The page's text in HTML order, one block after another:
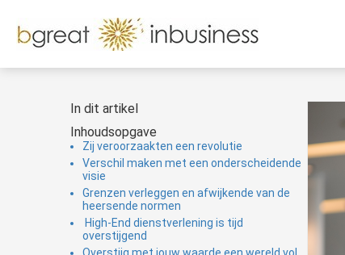
In dit artikel
Inhoudsopgave
Zij veroorzaakten een revolutie
Verschil maken met een onderscheidende
visie
Grenzen verleggen en afwijkende van de
heersende normen
High-End dienstverlening is tijd
overstijgend